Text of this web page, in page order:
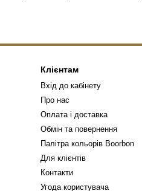
Клієнтам
Вхід до кабінету
Про нас
Оплата і доставка
Обмін та повернення
Палітра кольорів Boorbon
Для клієнтів
Контакти
Угода користувача